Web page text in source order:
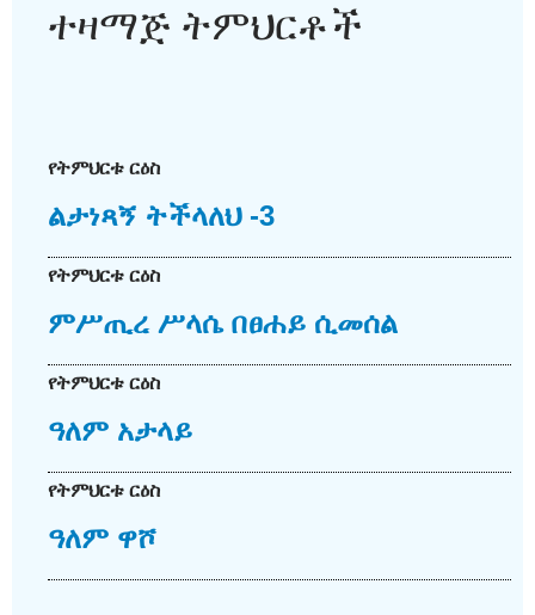
ተዛማጅ ትምህርቶች
የትምህርቱ ርዕስ
ልታነጻኝ ትችላለህ -3
የትምህርቱ ርዕስ
ምሥጢረ ሥላሴ በፀሐይ ሲመሰል
የትምህርቱ ርዕስ
ዓለም አታላይ
የትምህርቱ ርዕስ
ዓለም ዋሾ